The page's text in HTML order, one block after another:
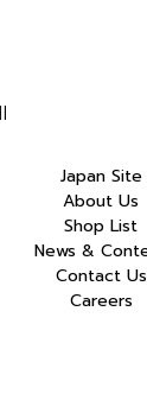
Japan Site
About Us
Shop List
News &
Contact Us
Careers